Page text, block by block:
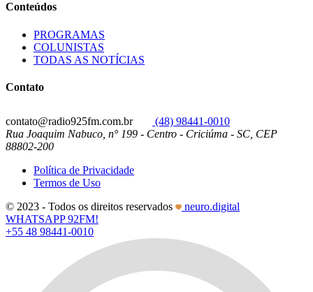
Conteúdos
PROGRAMAS
COLUNISTAS
TODAS AS NOTÍCIAS
Contato
contato@radio925fm.com.br
(48) 98441-0010
Rua Joaquim Nabuco, n° 199 - Centro - Criciúma - SC, CEP
88802-200
Política de Privacidade
Termos de Uso
© 2023 - Todos os direitos reservados
neuro.digital
WHATSAPP 92FM!
+55 48 98441-0010